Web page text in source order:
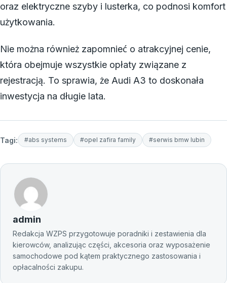
oraz elektryczne szyby i lusterka, co podnosi komfort
użytkowania.
Nie można również zapomnieć o atrakcyjnej cenie,
która obejmuje wszystkie opłaty związane z
rejestracją. To sprawia, że Audi A3 to doskonała
inwestycja na długie lata.
Tagi: #abs systems #opel zafira family #serwis bmw lubin
admin
Redakcja WZPS przygotowuje poradniki i zestawienia dla
kierowców, analizując części, akcesoria oraz wyposażenie
samochodowe pod kątem praktycznego zastosowania i
opłacalności zakupu.